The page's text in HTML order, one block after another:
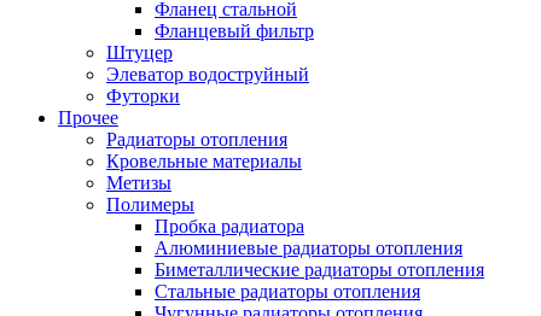
Фланец стальной
Фланцевый фильтр
Штуцер
Элеватор водоструйный
Футорки
Прочее
Радиаторы отопления
Кровельные материалы
Метизы
Полимеры
Пробка радиатора
Алюминиевые радиаторы отопления
Биметаллические радиаторы отопления
Стальные радиаторы отопления